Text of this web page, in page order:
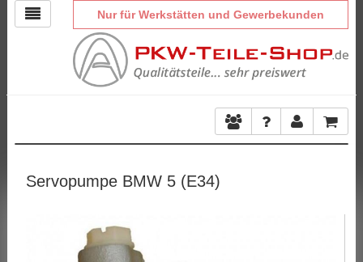
Nur für Werkstätten und Gewerbekunden
Servopumpe BMW 5 (E34)